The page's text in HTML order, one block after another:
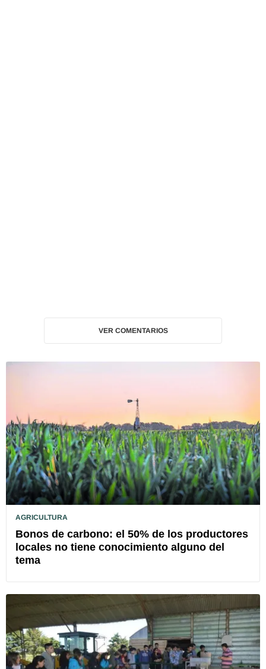
VER COMENTARIOS
AGRICULTURA
Bonos de carbono: el 50% de los productores
locales no tiene conocimiento alguno del
tema